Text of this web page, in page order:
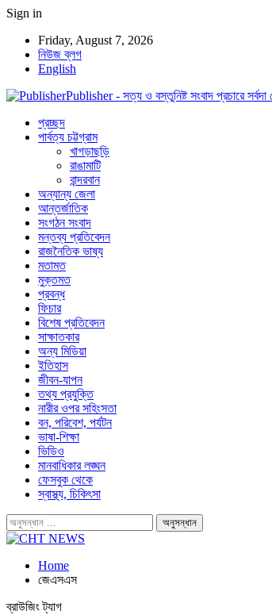
Sign in
Friday, August 7, 2026
নিউজ ব্লগ
English
Publisher - সত্য ও বস্তুনিষ্ট সংবাদ প্রচারে সর্বদা
প্রচ্ছদ
পার্বত্য চট্টগ্রাম
খাগড়াছড়ি
রাঙামাটি
বান্দরবান
অন্যান্য জেলা
আন্তর্জাতিক
সংগঠন সংবাদ
মন্তব্য প্রতিবেদন
রাজনৈতিক ভাষ্য
মতামত
মুক্তমত
প্রবন্ধ
ফিচার
বিশেষ প্রতিবেদন
সাক্ষাতকার
অন্য মিডিয়া
ইতিহাস
জীবন-যাপন
তথ্য প্রযুক্তি
নারীর ওপর সহিংসতা
বন, পরিবেশ, পর্যটন
ভাষা-শিক্ষা
ভিডিও
মানবাধিকার লঙ্ঘন
ফেসবুক থেকে
স্বাস্থ্য, চিকিৎসা
Home
জেএসএস
ব্রাউজিং ট্যাগ